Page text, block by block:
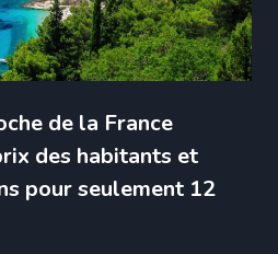
de la France
des habitants et
pour seulement 12